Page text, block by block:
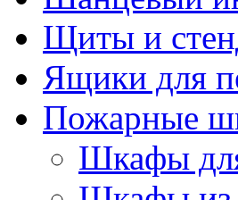
Щиты и
Ящики для
Пожарные
Шкафы